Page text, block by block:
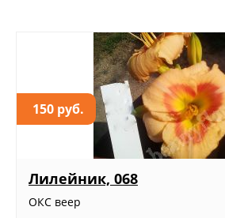
150 руб.
Лилейник, 068
ОКС веер